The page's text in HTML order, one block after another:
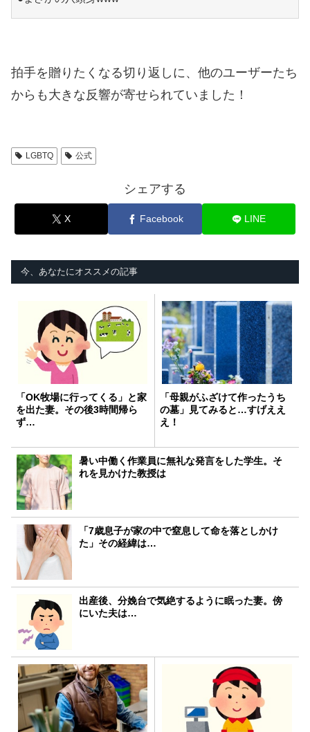
拍手を贈りたくなる切り返しに、他のユーザーたち
からも大きな反響が寄せられていました！
LGBTQ 公式
シェアする
X Facebook LINE
今、あなたにオススメの記事
「OK牧場に行ってくる」と家
を出た妻。その後3時間帰ら
ず…
「母親がふざけて作ったうち
の墓」見てみると…すげええ
え！
暑い中働く作業員に無礼な発言をした学生。そ
れを見かけた教授は
「7歳息子が家の中で窒息して命を落としかけ
た」その経緯は…
出産後、分娩台で気絶するように眠った妻。傍
にいた夫は…